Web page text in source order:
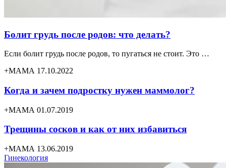
Болит грудь после родов: что делать?
Если болит грудь после родов, то пугаться не стоит. Это …
+МАМА 17.10.2022
Когда и зачем подростку нужен маммолог?
+МАМА 01.07.2019
Трещины сосков и как от них избавиться
+МАМА 13.06.2019
Гинекология